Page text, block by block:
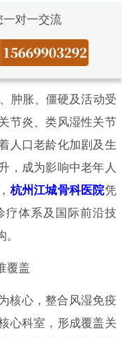
一对一交流
胀、僵硬及活动受
节炎、类风湿性关节
人口老龄化加剧及生
，成为影响中老年人
杭州江城骨科医院凭
疗体系及国际前沿技
覆盖
核心，整合风湿免疫
心科室，形成覆盖关